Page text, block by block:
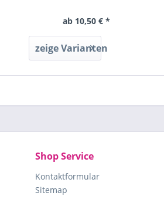
ab 10,50 € *
zeige Varianten
Shop Service
Kontaktformular
Sitemap